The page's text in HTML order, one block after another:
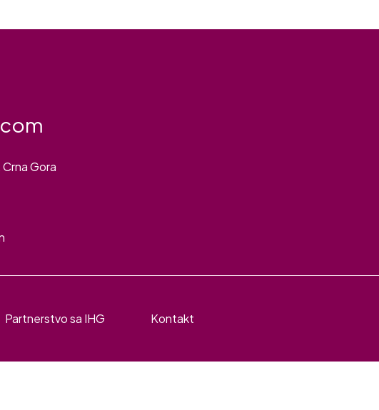
Gora
Partnerstvo sa IHG Kontakt